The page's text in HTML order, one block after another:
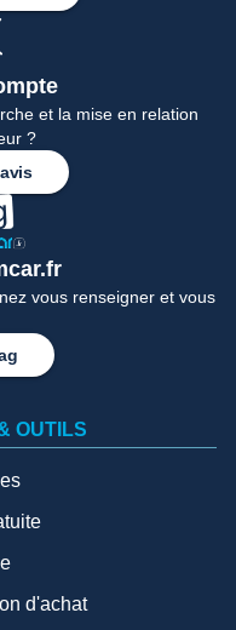
et la mise en relation
?
vous renseigner et vous
OUTILS
d'achat